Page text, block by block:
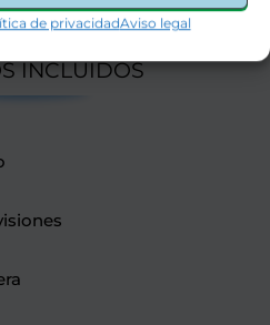
de privacidadAviso legal
IVA
INCLUIDOS